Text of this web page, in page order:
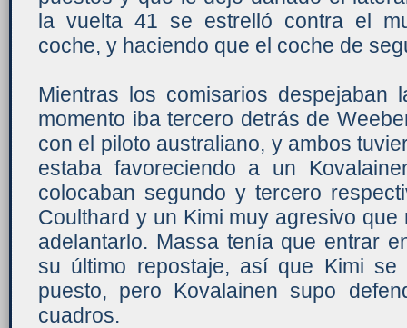
la vuelta 41 se estrelló contra el
coche, y haciendo que el coche de
Mientras los comisarios despejaban
momento iba tercero detrás de
con el piloto australiano, y ambos
estaba favoreciendo a un
colocaban segundo y tercero
Coulthard y un Kimi muy agresivo
adelantarlo. Massa tenía que entrar
su último repostaje, así que Kimi
puesto, pero Kovalainen supo
cuadros.